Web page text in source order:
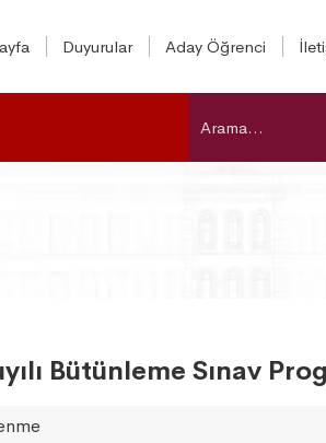
Duyurular Aday Öğrenci
Bütünleme Sınav